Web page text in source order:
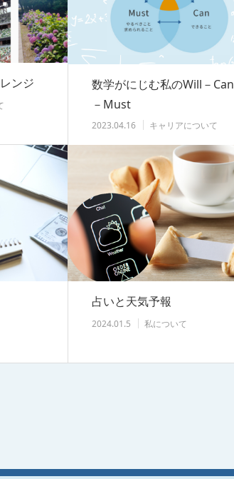
ンジ
数学がにじむ私のWill－Can
－Must
2023.04.16 キャリアについて
占いと天気予報
2024.01.5 私について